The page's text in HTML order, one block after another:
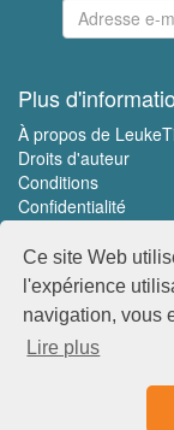
Ce site Web
l'expérience
navigation, vous
Lire plus
Plus
À propos de
Droits d'auteur
Conditions
Confidentialité
Découvrez le
www.leuketip.nl
www.leuketip.com
www.leuketip.de